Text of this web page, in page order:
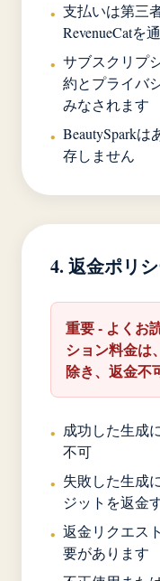
• 支払いは第三
RevenueCatを
• サブスクリプ
約とプライバ
みなされます
• BeautySpark
存しません
4. 返金ポリ
重要 - よくお
ション料金は
除き、返金不
• 成功した生成
不可
• 失敗した生成
ジットを返金
• 返金リクエス
要があります